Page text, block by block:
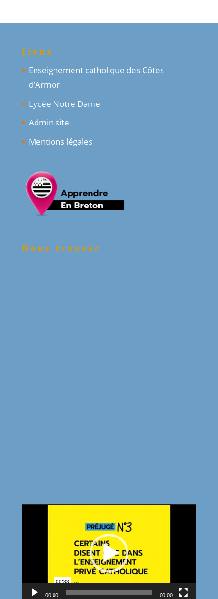
Liens
Enseignement catholique des Côtes
d’Armor
Lycée Notre Dame
Admin site
Mentions légales
Nous trouver
00:00 00:00